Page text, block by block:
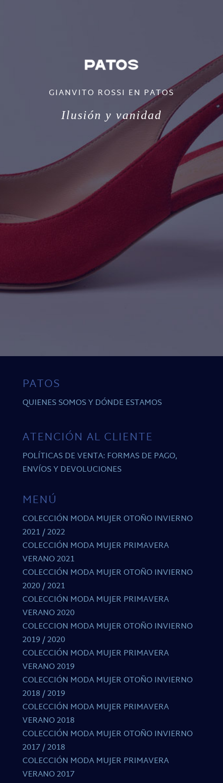
GIANVITO ROSSI EN PATOS
Ilusión y vanidad
PATOS
QUIENES SOMOS Y DÓNDE ESTAMOS
ATENCIÓN AL CLIENTE
POLÍTICAS DE VENTA: FORMAS DE PAGO,
ENVÍOS Y DEVOLUCIONES
MENÚ
COLECCIÓN MODA MUJER OTOÑO INVIERNO
2021 / 2022
COLECCIÓN MODA MUJER PRIMAVERA
VERANO 2021
COLECCIÓN MODA MUJER OTOÑO INVIERNO
2020 / 2021
COLECCIÓN MODA MUJER PRIMAVERA
VERANO 2020
COLECCION MODA MUJER OTOÑO INVIERNO
2019 / 2020
COLECCIÓN MODA MUJER PRIMAVERA
VERANO 2019
COLECCIÓN MODA MUJER OTOÑO INVIERNO
2018 / 2019
COLECCIÓN MODA MUJER PRIMAVERA
VERANO 2018
COLECCIÓN MODA MUJER OTOÑO INVIERNO
2017 / 2018
COLECCIÓN MODA MUJER PRIMAVERA
VERANO 2017